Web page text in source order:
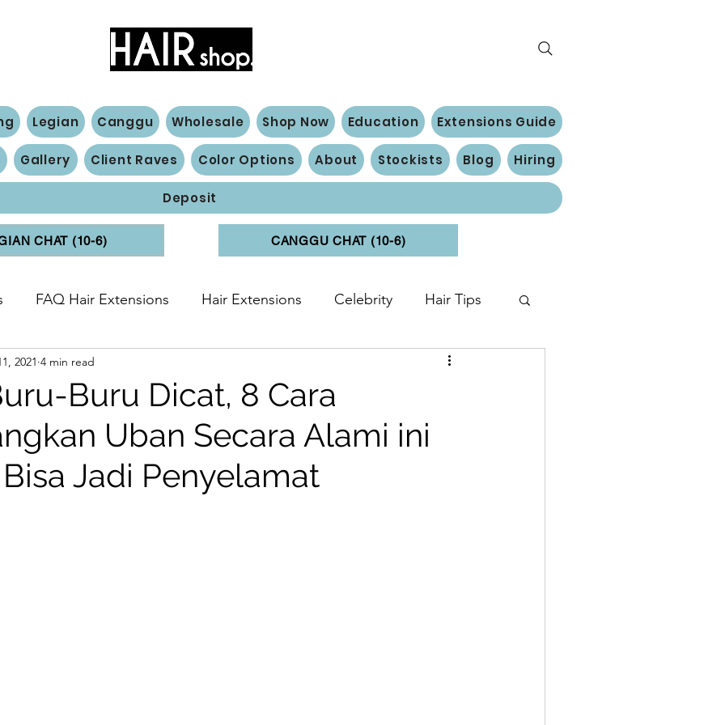
Legian Canggu Wholesale Shop Now Education Extensions Guide
Gallery Client Raves Color Options About Stockists Blog Hiring
Deposit
CHAT (10-6) CANGGU CHAT (10-6)
FAQ Hair Extensions Hair Extensions Celebrity Hair Tips
up Eyelash Extensions Hair Botox
Braids Brush Beauty Hair Styling Weft Extensions
rawhair Tape Extensions Hair Extensions Tools
Buru Dicat, 8 Cara
Uban Secara Alami ini
Jadi Penyelamat
2021 4 min read